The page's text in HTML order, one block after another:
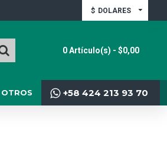
$ DOLARES
0 Artículo(s) - $0,00
OTROS +58 424 213 93 70